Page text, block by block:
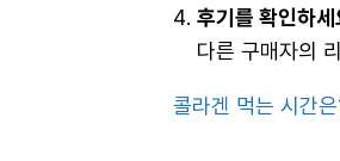
후기를 확인하
다른 구매자의
콜라겐 먹는 시간